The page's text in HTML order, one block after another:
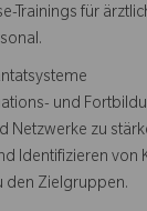
Trainings für
und
Netzwerke zu
Identifizieren von
den Zielgruppen.